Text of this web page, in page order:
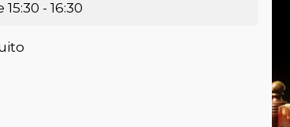
15:30 - 16:30